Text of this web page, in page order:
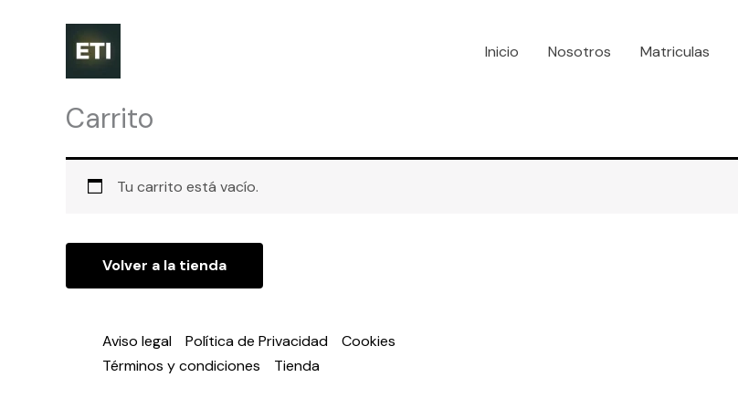
Inicio Nosotros Matriculas
Carrito
Tu carrito está vacío.
Volver a la tienda
Aviso legal Política de Privacidad
Cookies
Términos y condiciones
Tienda